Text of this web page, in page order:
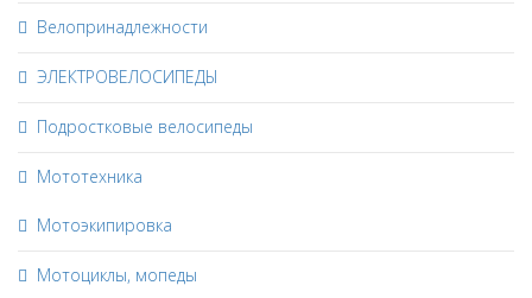
Велопринадлежности
ЭЛЕКТРОВЕЛОСИПЕДЫ
Подростковые велосипеды
Мототехника
Мотоэкипировка
Мотоциклы, мопеды